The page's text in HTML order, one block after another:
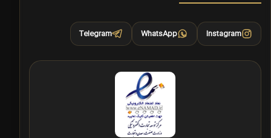
Instagram
WhatsApp
Telegram